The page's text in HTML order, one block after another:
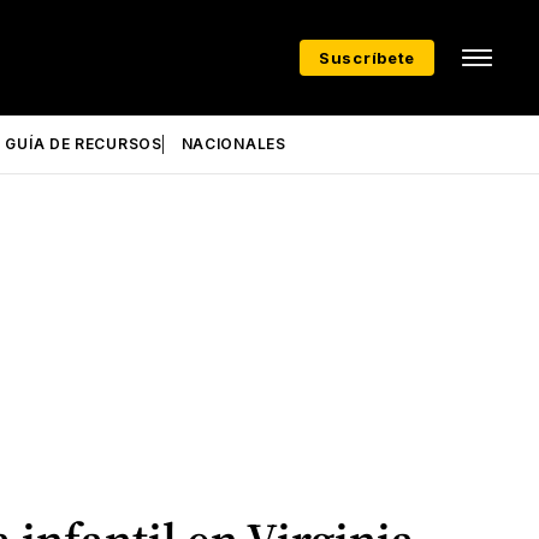
Suscríbete
GUÍA DE RECURSOS NACIONALES